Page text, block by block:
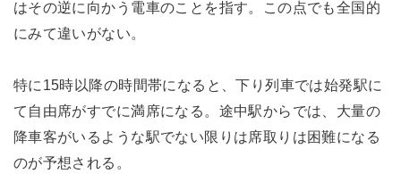
はその逆に向かう電車のことを指す。この点でも全国的
にみて違いがない。
特に15時以降の時間帯になると、下り列車では始発駅に
て自由席がすでに満席になる。途中駅からでは、大量の
降車客がいるような駅でない限りは席取りは困難になる
のが予想される。